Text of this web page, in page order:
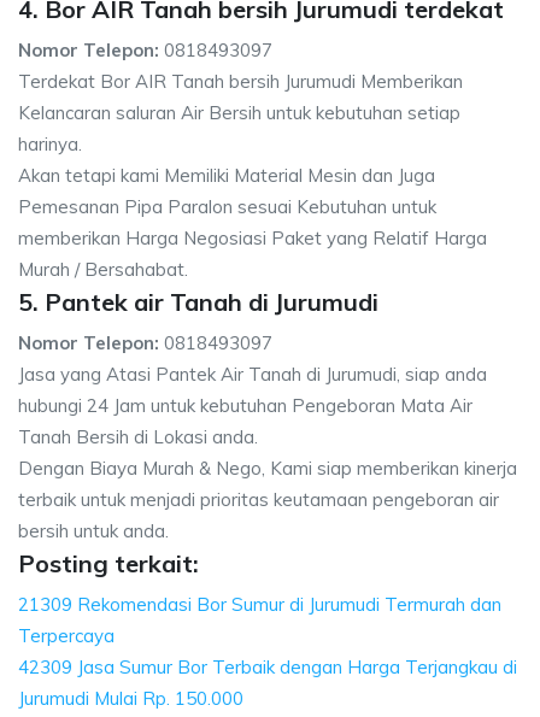
4. Bor AIR Tanah bersih Jurumudi terdekat
Nomor Telepon: 0818493097
Terdekat Bor AIR Tanah bersih Jurumudi Memberikan
Kelancaran saluran Air Bersih untuk kebutuhan setiap
harinya.
Akan tetapi kami Memiliki Material Mesin dan Juga
Pemesanan Pipa Paralon sesuai Kebutuhan untuk
memberikan Harga Negosiasi Paket yang Relatif Harga
Murah / Bersahabat.
5. Pantek air Tanah di Jurumudi
Nomor Telepon: 0818493097
Jasa yang Atasi Pantek Air Tanah di Jurumudi, siap anda
hubungi 24 Jam untuk kebutuhan Pengeboran Mata Air
Tanah Bersih di Lokasi anda.
Dengan Biaya Murah & Nego, Kami siap memberikan kinerja
terbaik untuk menjadi prioritas keutamaan pengeboran air
bersih untuk anda.
Posting terkait:
21309 Rekomendasi Bor Sumur di Jurumudi Termurah dan
Terpercaya
42309 Jasa Sumur Bor Terbaik dengan Harga Terjangkau di
Jurumudi Mulai Rp. 150.000